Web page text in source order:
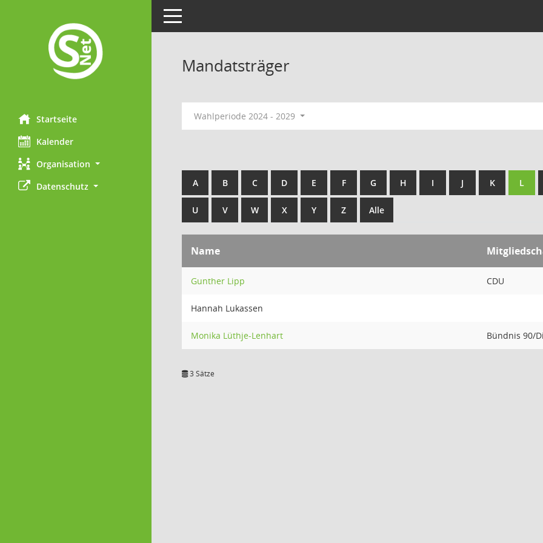
Startseite
Kalender
Organisation
Datenschutz
Toggle navigation
Mandatsträger
Wahlperiode 2024 - 2029
A B C D E F G H I J K L
U V W X Y Z Alle
Name
Gunther Lipp CDU
Hannah Lukassen
Monika Lüthje-Lenhart Bündnis 90/
3 Sätze